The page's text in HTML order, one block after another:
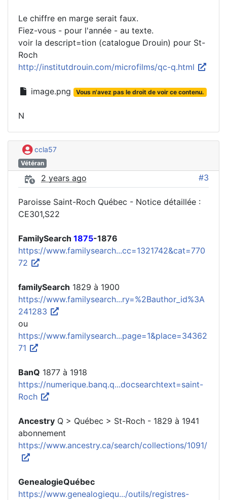
Le chiffre en marge serait faux.
Fiez-vous - pour l'année - au texte.
voir la descript=tion (catalogue Drouin) pour St-
Roch
http://institutdrouin.com/microfilms/qc-q.html
image.png Vous n'avez pas le droit de voir ce contenu.
N
ccla57
Vétéran
2 years ago #3
Paroisse Saint-Roch Québec - Notice détaillée :
CE301,S22
FamilySearch 1875-1876
https://www.familysearch...cc=1321742&cat=770
72
familySearch 1829 à 1900
https://www.familysearch...ry=%2Bauthor_id%3A
241283
ou
https://www.familysearch...page=1&place=34362
71
BanQ 1877 à 1918
https://numerique.banq.q...docsearchtext=saint-
Roch
Ancestry Q > Québec > St-Roch - 1829 à 1941
abonnement
https://www.ancestry.ca/search/collections/1091/
GenealogieQuébec
https://www.genealogiequ.../outils/registres-